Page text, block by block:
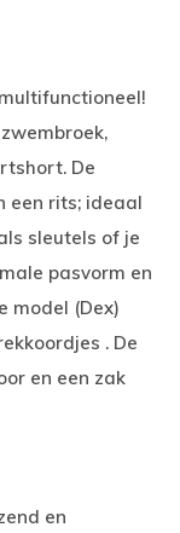
De
een rits; ideaal
sleutels of je
pasvorm en
model (Dex)
. De
en een zak
en